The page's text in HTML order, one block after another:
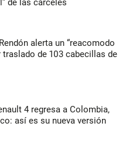
de las cárceles
alerta un “reacomodo
traslado de 103 cabecillas de
4 regresa a Colombia,
así es su nueva versión